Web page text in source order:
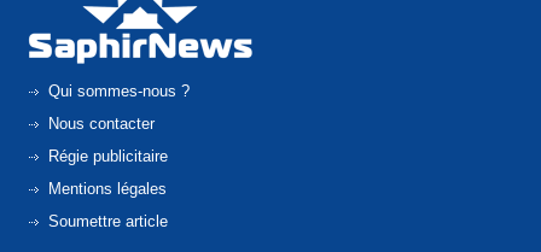
Qui sommes-nous ?
Nous contacter
Régie publicitaire
Mentions légales
Soumettre article